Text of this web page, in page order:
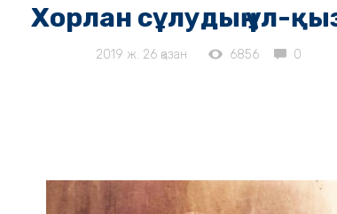
Хорлан сұлудың ұл-
2019 ж. 26 қазан 6856 0